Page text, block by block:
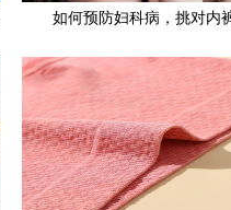
如何预防妇科病，挑对内